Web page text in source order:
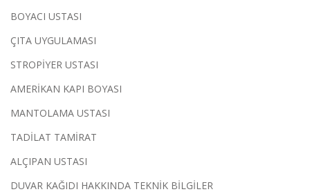
BOYACI USTASI
ÇITA UYGULAMASI
STROPİYER USTASI
AMERİKAN KAPI BOYASI
MANTOLAMA USTASI
TADİLAT TAMİRAT
ALÇIPAN USTASI
DUVAR KAĞIDI HAKKINDA TEKNİK BİLGİLER